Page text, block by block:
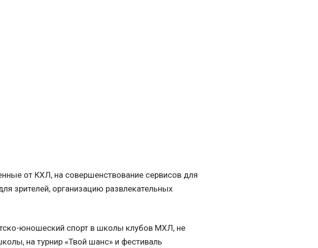
от КХЛ, на совершенствование сервисов для
зрителей, организацию развлекательных
юношеский спорт в школы клубов МХЛ, не
на турнир «Твой шанс» и фестиваль